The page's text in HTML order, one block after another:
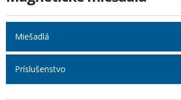
Miešadlá
Príslušenstvo